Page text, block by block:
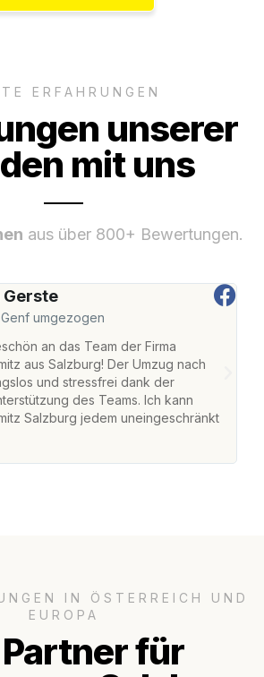
ERFAHRUNGEN
unserer
mit uns
aus über 800+ Bewertungen.
Gerste
umgezogen
an das Team der Firma
aus Salzburg! Der Umzug nach
und stressfrei dank der
des Teams. Ich kann
Salzburg jedem uneingeschränkt
IN ÖSTERREICH UND
EUROPA
für